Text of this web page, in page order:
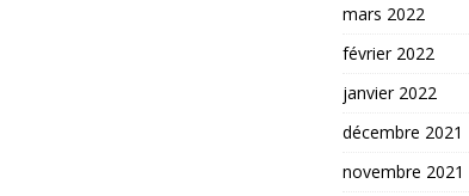
mars 2022
février 2022
janvier 2022
décembre 2021
novembre 2021